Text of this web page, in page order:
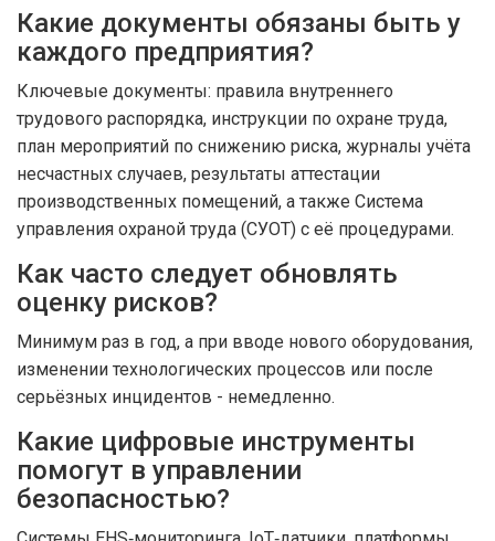
Какие документы обязаны быть у
каждого предприятия?
Ключевые документы: правила внутреннего
трудового распорядка, инструкции по охране труда,
план мероприятий по снижению риска, журналы учёта
несчастных случаев, результаты аттестации
производственных помещений, а также Система
управления охраной труда (СУОТ) с её процедурами.
Как часто следует обновлять
оценку рисков?
Минимум раз в год, а при вводе нового оборудования,
изменении технологических процессов или после
серьёзных инцидентов - немедленно.
Какие цифровые инструменты
помогут в управлении
безопасностью?